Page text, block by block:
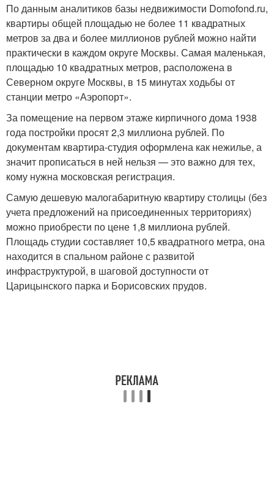
По данным аналитиков базы недвижимости Domofond.ru,
квартиры общей площадью не более 11 квадратных
метров за два и более миллионов рублей можно найти
практически в каждом округе Москвы. Самая маленькая,
площадью 10 квадратных метров, расположена в
Северном округе Москвы, в 15 минутах ходьбы от
станции метро «Аэропорт».
За помещение на первом этаже кирпичного дома 1938
года постройки просят 2,3 миллиона рублей. По
документам квартира-студия оформлена как нежилье, а
значит прописаться в ней нельзя — это важно для тех,
кому нужна московская регистрация.
Самую дешевую малогабаритную квартиру столицы (без
учета предложений на присоединенных территориях)
можно приобрести по цене 1,8 миллиона рублей.
Площадь студии составляет 10,5 квадратного метра, она
находится в спальном районе с развитой
инфраструктурой, в шаговой доступности от
Царицынского парка и Борисовских прудов.